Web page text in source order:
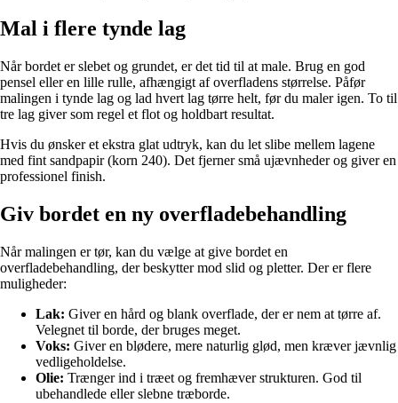
Mal i flere tynde lag
Når bordet er slebet og grundet, er det tid til at male. Brug en god
pensel eller en lille rulle, afhængigt af overfladens størrelse. Påfør
malingen i tynde lag og lad hvert lag tørre helt, før du maler igen. To til
tre lag giver som regel et flot og holdbart resultat.
Hvis du ønsker et ekstra glat udtryk, kan du let slibe mellem lagene
med fint sandpapir (korn 240). Det fjerner små ujævnheder og giver en
professionel finish.
Giv bordet en ny overfladebehandling
Når malingen er tør, kan du vælge at give bordet en
overfladebehandling, der beskytter mod slid og pletter. Der er flere
muligheder:
Lak: Giver en hård og blank overflade, der er nem at tørre af.
Velegnet til borde, der bruges meget.
Voks: Giver en blødere, mere naturlig glød, men kræver jævnlig
vedligeholdelse.
Olie: Trænger ind i træet og fremhæver strukturen. God til
ubehandlede eller slebne træborde.